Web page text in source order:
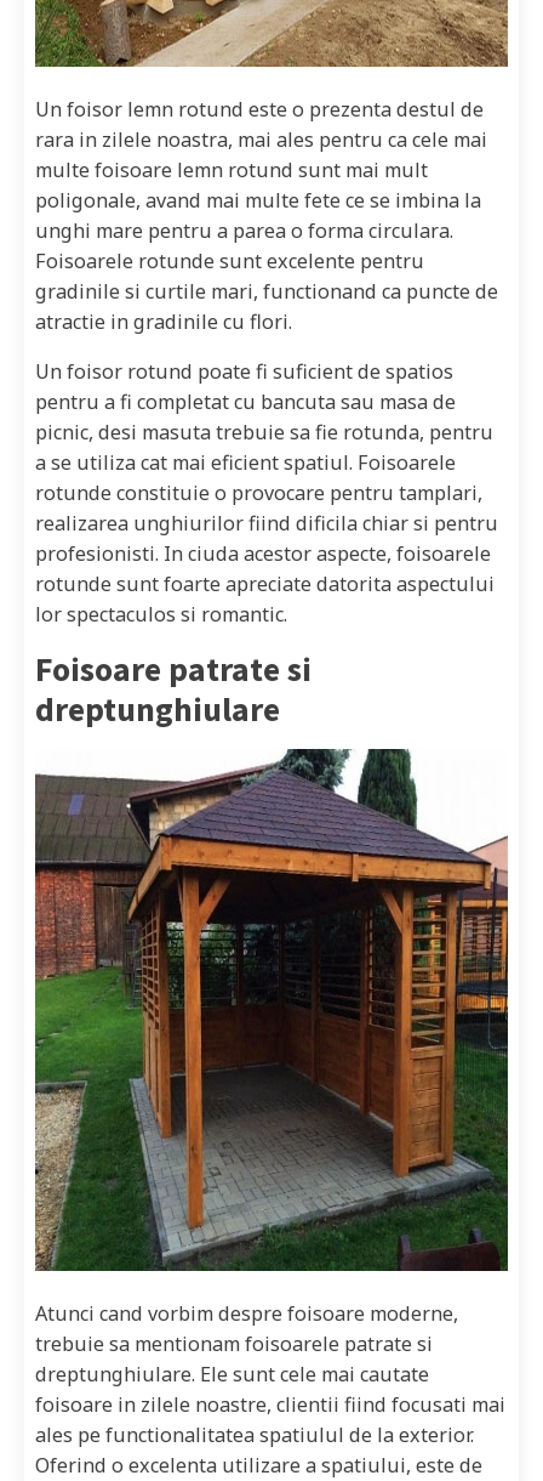
Un foisor lemn rotund este o prezenta destul de
rara in zilele noastra, mai ales pentru ca cele mai
multe foisoare lemn rotund sunt mai mult
poligonale, avand mai multe fete ce se imbina la
unghi mare pentru a parea o forma circulara.
Foisoarele rotunde sunt excelente pentru
gradinile si curtile mari, functionand ca puncte de
atractie in gradinile cu flori.
Un foisor rotund poate fi suficient de spatios
pentru a fi completat cu bancuta sau masa de
picnic, desi masuta trebuie sa fie rotunda, pentru
a se utiliza cat mai eficient spatiul. Foisoarele
rotunde constituie o provocare pentru tamplari,
realizarea unghiurilor fiind dificila chiar si pentru
profesionisti. In ciuda acestor aspecte, foisoarele
rotunde sunt foarte apreciate datorita aspectului
lor spectaculos si romantic.
Foisoare patrate si
dreptunghiulare
Atunci cand vorbim despre foisoare moderne,
trebuie sa mentionam foisoarele patrate si
dreptunghiulare. Ele sunt cele mai cautate
foisoare in zilele noastre, clientii fiind focusati mai
ales pe functionalitatea spatiulul de la exterior.
Oferind o excelenta utilizare a spatiului, este de